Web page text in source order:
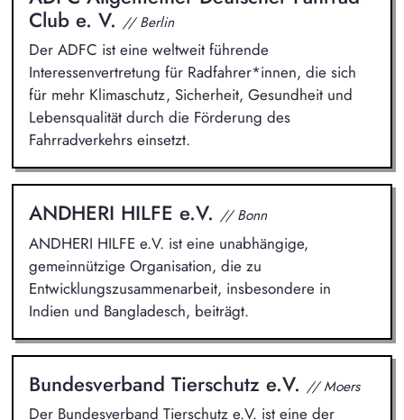
Club e. V. // Berlin
Der ADFC ist eine weltweit führende
Interessenvertretung für Radfahrer*innen, die sich
für mehr Klimaschutz, Sicherheit, Gesundheit und
Lebensqualität durch die Förderung des
Fahrradverkehrs einsetzt.
ANDHERI HILFE e.V. // Bonn
ANDHERI HILFE e.V. ist eine unabhängige,
gemeinnützige Organisation, die zu
Entwicklungszusammenarbeit, insbesondere in
Indien und Bangladesch, beiträgt.
Bundesverband Tierschutz e.V. // Moers
Der Bundesverband Tierschutz e.V. ist eine der